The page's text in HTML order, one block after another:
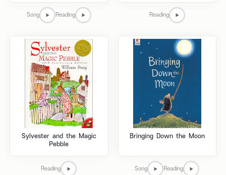
Song Reading Reading
Sylvester and the Magic
Pebble
Reading
Bringing Down the Moon
Song Reading